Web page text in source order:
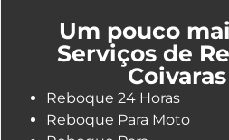
Um pouco
Serviços de
Reboque 24 Horas
Reboque Para Moto